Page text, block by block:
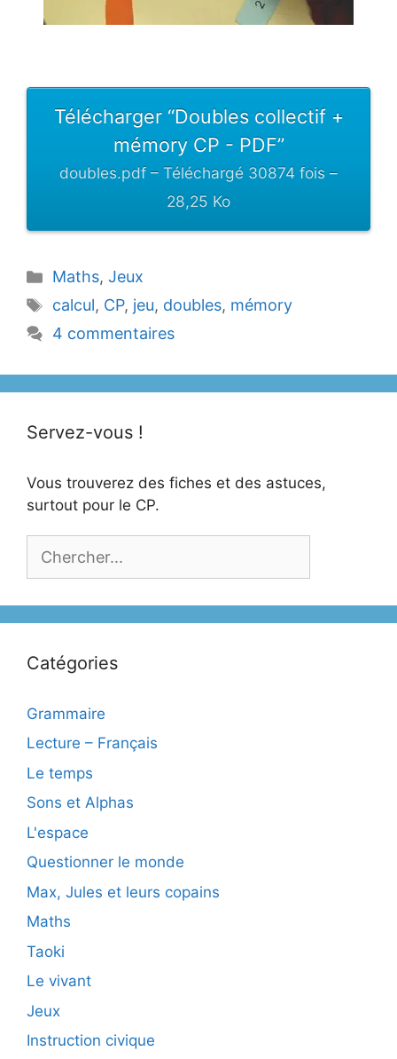
Télécharger “Doubles collectif +
mémory CP - PDF”
doubles.pdf – Téléchargé 30874 fois –
28,25 Ko
Catégories
Maths, Jeux
Étiquettes
calcul, CP, jeu, doubles, mémory
4 commentaires
Servez-vous !
Vous trouverez des fiches et des astuces,
surtout pour le CP.
Catégories
Grammaire
Lecture – Français
Le temps
Sons et Alphas
L'espace
Questionner le monde
Max, Jules et leurs copains
Maths
Taoki
Le vivant
Jeux
Instruction civique